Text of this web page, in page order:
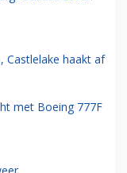
Castlelake haakt af
met Boeing 777F